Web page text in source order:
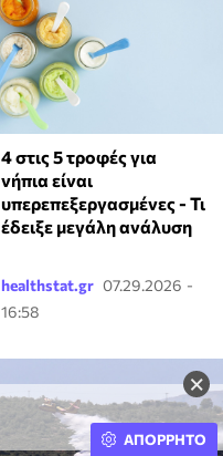
×
4 στις 5 τροφές για
νήπια είναι
υπερεπεξεργασμένες - Τι
έδειξε μεγάλη ανάλυση
healthstat.gr 07.29.2026 -
16:58
ΑΠΟΡΡΗΤΟ